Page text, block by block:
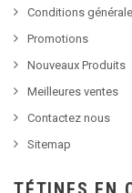
Conditions
Promotions
Nouveaux Produits
Meilleures ventes
Contactez nous
Sitemap